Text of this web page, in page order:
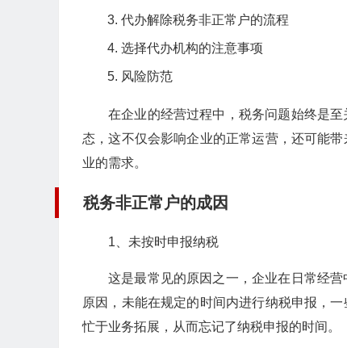
代办解除税务非正常户的流程
选择代办机构的注意事项
风险防范
在企业的经营过程中，税务问题始终是
态，这不仅会影响企业的正常运营，还可能
业的需求。
税务非正常户的成因
1、未按时申报纳税
这是最常见的原因之一，企业在日常经
原因，未能在规定的时间内进行纳税申报，
忙于业务拓展，从而忘记了纳税申报的时间。